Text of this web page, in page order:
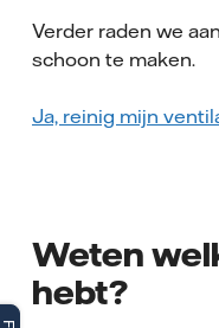
Verder raden we
schoon te maken.
Ja, reinig mijn
Weten
hebt?